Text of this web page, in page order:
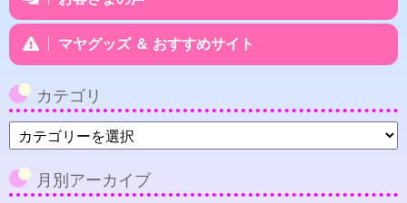
マヤグッズ ＆ おすすめサイト
カテゴリ
テ
ゴ
リ
月別アーカイブ